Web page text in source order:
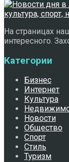
На страницах
интересного.
Категории
Бизнес
Интернет
Культура
Новости
Общество
Спорт
Стиль
Туризм